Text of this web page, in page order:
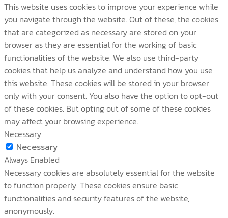
This website uses cookies to improve your experience while
you navigate through the website. Out of these, the cookies
that are categorized as necessary are stored on your
browser as they are essential for the working of basic
functionalities of the website. We also use third-party
cookies that help us analyze and understand how you use
this website. These cookies will be stored in your browser
only with your consent. You also have the option to opt-out
of these cookies. But opting out of some of these cookies
may affect your browsing experience.
Necessary
Necessary
Always Enabled
Necessary cookies are absolutely essential for the website
to function properly. These cookies ensure basic
functionalities and security features of the website,
anonymously.